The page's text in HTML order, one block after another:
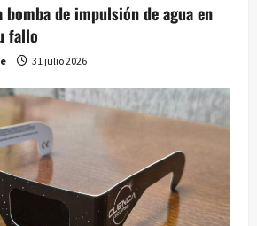
bomba de impulsión de agua en
fallo
31 julio 2026